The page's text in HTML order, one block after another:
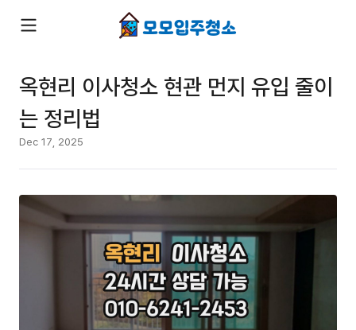
옥현리 이사청소 현관 먼지 유입 줄이
는 정리법
Dec 17, 2025